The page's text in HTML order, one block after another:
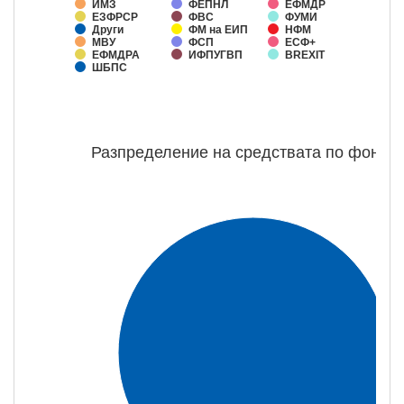
ИМЗ ФЕПНЛ
ЕФМДР
ЕЗФРСР
ФВС
ФУМИ
Други
ФМ на ЕИП
НФМ
МВУ
ФСП
ЕСФ+
ЕФМДРА
ИФПУГВП
BREXIT
ШБПС
Разпределение на средствата по